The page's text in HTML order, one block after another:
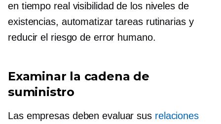
en tiempo real visibilidad de los niveles de
existencias, automatizar tareas rutinarias y
reducir el riesgo de error humano.
Examinar la cadena de
suministro
Las empresas deben evaluar sus relaciones